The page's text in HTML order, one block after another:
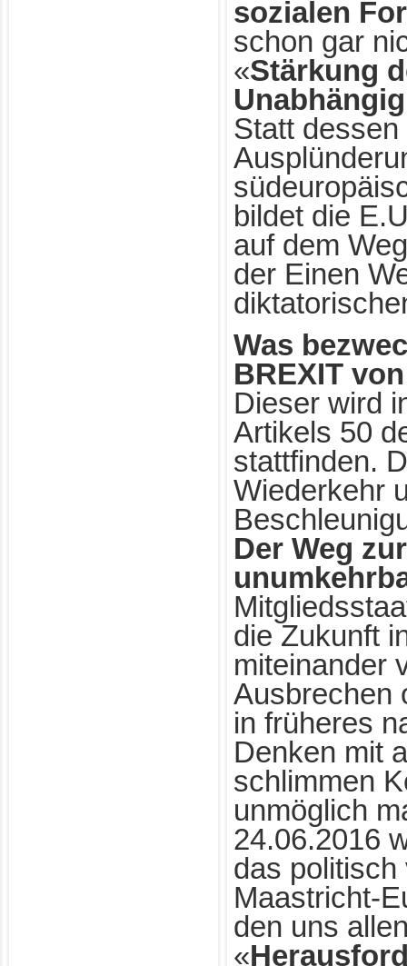
sozialen
schon gar
«Stärkung
Statt
bildet die
auf dem
der Einen
Was
BREXIT
Dieser wird
Artikels 50
stattfinden.
Wiederkehr
Der Weg
die Zukunft
miteinander
Ausbrechen
in früheres
Denken mit
schlimmen
unmöglich
24.06.2016
das politisch
Maastricht-
den uns
«